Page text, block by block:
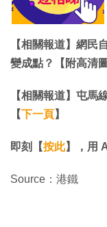
【相關報道】網民
變成點？【附高清
【相關報道】屯馬
【下一頁】
即刻【按此】，用
Source：港鐵